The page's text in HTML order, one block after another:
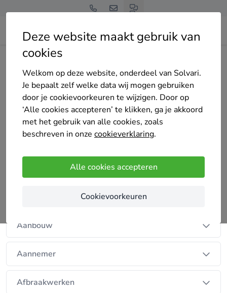
Deze website maakt gebruik van
cookies
Welkom op deze website, onderdeel van Solvari.
Je bepaalt zelf welke data wij mogen gebruiken
door je cookievoorkeuren te wijzigen. Door op
‘Alle cookies accepteren’ te klikken, ga je akkoord
met het gebruik van alle cookies, zoals
beschreven in onze cookieverklaring.
Alle cookies accepteren
Cookievoorkeuren
Home Bedrijven overzicht
Jeso construct
Onze diensten
Aanbouw
Aannemer
Afbraakwerken